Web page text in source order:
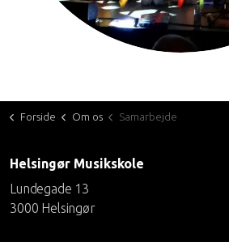
Forside Om os Samarbejde
Helsingør Musikskole
Lundegade 13
3000 Helsingør